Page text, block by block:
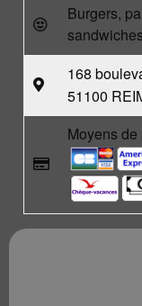
Burgers,
168
51100
Moyens